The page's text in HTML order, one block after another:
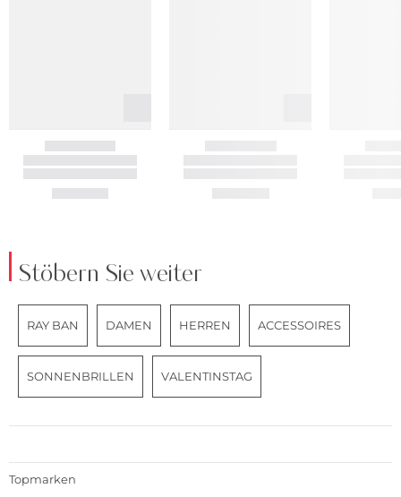
Stöbern Sie weiter
RAY BAN DAMEN HERREN ACCESSOIRES
SONNENBRILLEN VALENTINSTAG
Topmarken